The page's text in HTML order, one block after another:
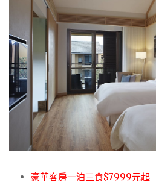
豪華客房一泊三食$7999元起